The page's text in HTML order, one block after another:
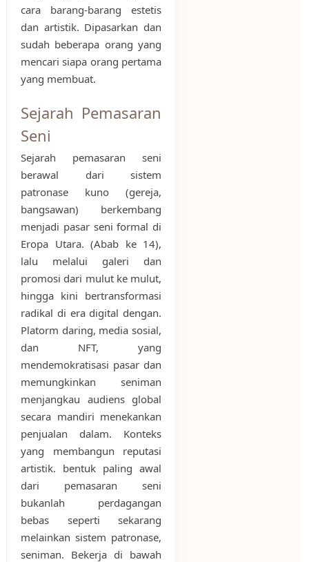
cara barang-barang estetis
dan artistik. Dipasarkan dan
sudah beberapa orang yang
mencari siapa orang pertama
yang membuat.
Sejarah Pemasaran
Seni
Sejarah pemasaran seni
berawal dari sistem
patronase kuno (gereja,
bangsawan) berkembang
menjadi pasar seni formal di
Eropa Utara. (Abab ke 14),
lalu melalui galeri dan
promosi dari mulut ke mulut,
hingga kini bertransformasi
radikal di era digital dengan.
Platorm daring, media sosial,
dan NFT, yang
mendemokratisasi pasar dan
memungkinkan seniman
menjangkau audiens global
secara mandiri menekankan
penjualan dalam. Konteks
yang membangun reputasi
artistik. bentuk paling awal
dari pemasaran seni
bukanlah perdagangan
bebas seperti sekarang
melainkan sistem patronase,
seniman. Bekerja di bawah